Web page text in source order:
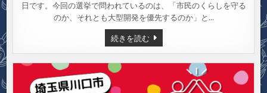
日です。今回の選挙で問われているのは、「市民のくらしを守る
のか、それとも大型開発を優先するのか」と…
続きを読む2026.2.1
川
口
市
挙